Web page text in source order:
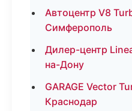
Автоцентр V8
Симферополь
Дилер-центр
на-Дону
GARAGE Vector
Краснодар